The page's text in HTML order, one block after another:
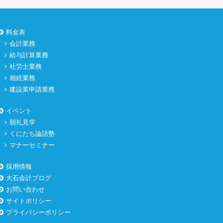
料金表
会計業務
給与計算業務
社労士業務
相続業務
建設業申請業務
イベント
朝礼見学
くにたち論語塾
マナーセミナー
採用情報
大石会計ブログ
お問い合わせ
サイトポリシー
プライバシーポリシー